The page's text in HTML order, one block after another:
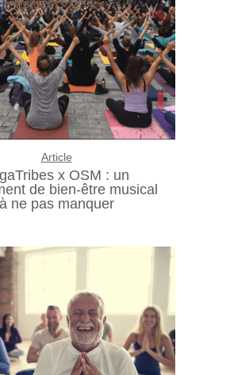
Article
x OSM : un
de bien-être musical
à ne pas manquer